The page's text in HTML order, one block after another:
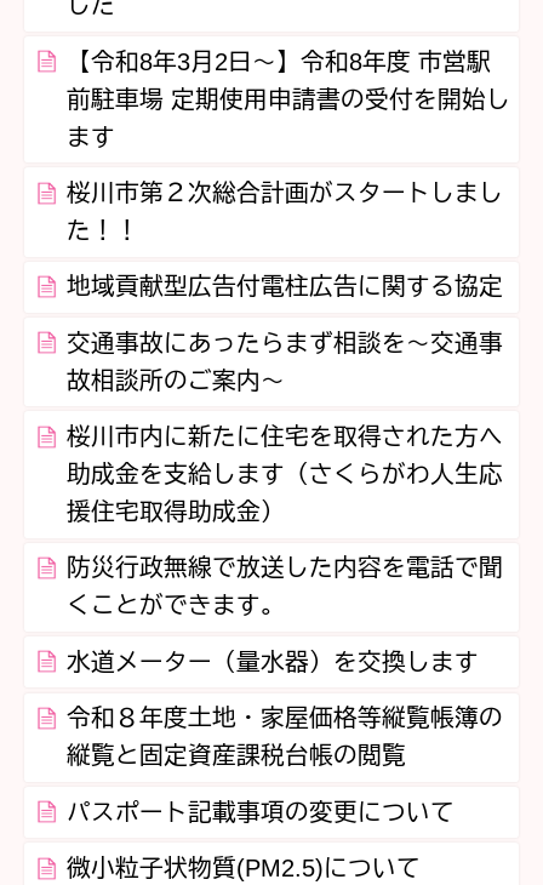
【令和8年3月2日～】令和8年度 市営駅
前駐車場 定期使用申請書の受付を開始し
ます
桜川市第２次総合計画がスタートしまし
た！！
地域貢献型広告付電柱広告に関する協定
交通事故にあったらまず相談を～交通事
故相談所のご案内～
桜川市内に新たに住宅を取得された方へ
助成金を支給します（さくらがわ人生応
援住宅取得助成金）
防災行政無線で放送した内容を電話で聞
くことができます。
水道メーター（量水器）を交換します
令和８年度土地・家屋価格等縦覧帳簿の
縦覧と固定資産課税台帳の閲覧
パスポート記載事項の変更について
微小粒子状物質(PM2.5)について